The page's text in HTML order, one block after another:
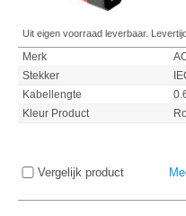
Uit eigen voorraad leverbaar.
Merk
Stekker
Kabellengte
Kleur Product
Vergelijk product